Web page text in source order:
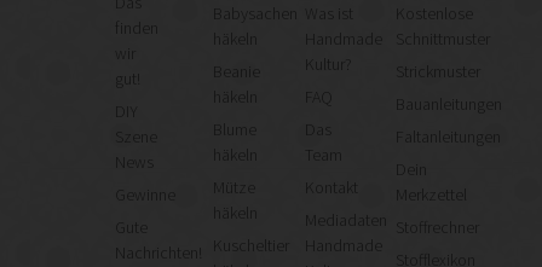
gut!
Gute
Nachrichten!
häkeln
häkeln
Mütze
häkeln
Kuscheltier
Was ist
Kultur?
Das
Team
Kontakt
Mediadaten
Kostenlose
Schnittmuster
Strickmuster
Bauanleitungen
Faltanleitungen
Merkzettel
Stoffrechner
Stofflexikon